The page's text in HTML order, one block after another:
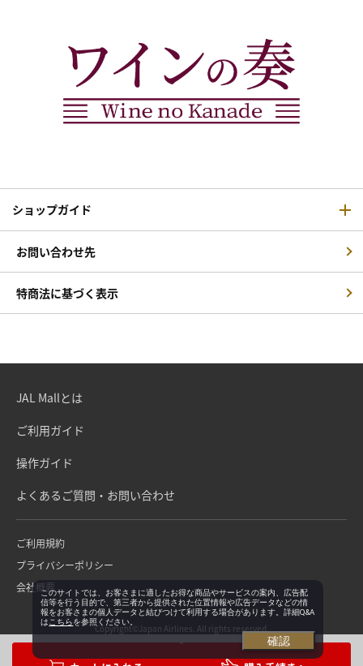
ショップガイド
お問い合わせ先
特商法に基づく表示
JAL Mallとは
ご利用ガイド
操作ガイド
よくあるご質問・お問い合わせ
ご利用規約
プライバシーポリシー
会社概要
Copyright©Japan Airlines. All rights reserved.
このサイトでは、お客さまに適したお得な商品やサービスの案内、広告配
信等を行う目的で、第三者から提供された位置情報や広告データなどの情
報をお客さまの個人データと結びつけて利用する場合があります。詳細Q&A
は こちらを参照ください。
確認